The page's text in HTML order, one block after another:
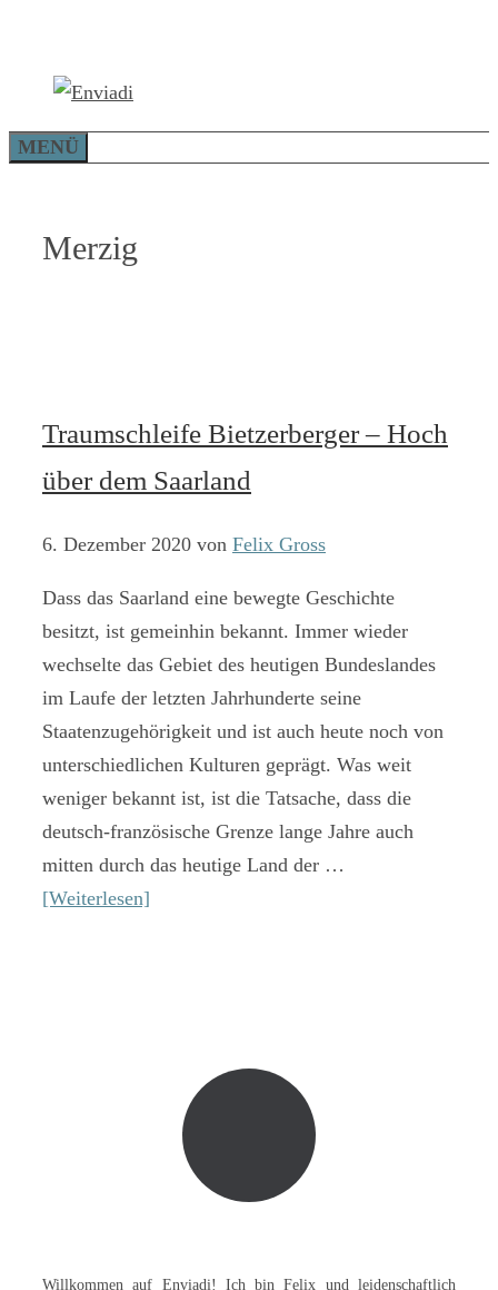
springen
MENÜ
Merzig
Traumschleife Bietzerberger – Hoch
über dem Saarland
6. Dezember 2020 von Felix Gross
Dass das Saarland eine bewegte Geschichte
besitzt, ist gemeinhin bekannt. Immer wieder
wechselte das Gebiet des heutigen Bundeslandes
im Laufe der letzten Jahrhunderte seine
Staatenzugehörigkeit und ist auch heute noch von
unterschiedlichen Kulturen geprägt. Was weit
weniger bekannt ist, ist die Tatsache, dass die
deutsch-französische Grenze lange Jahre auch
mitten durch das heutige Land der …
[Weiterlesen]
Willkommen auf Enviadi! Ich bin Felix und leidenschaftlich